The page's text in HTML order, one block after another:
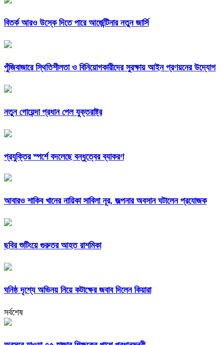
বিতর্ক আরও উস্কে দিতে পারে আর্জেন্টিনার নতুন জার্সি
পুঁজিবাজারে স্থিতিশীলতা ও বিনিয়োগকারীদের সুরক্ষায় আইন প্রণয়নের উদ্যোগ
নতুন গোয়েন্দা প্রধান পেল যুক্তরাষ্ট্র
প্রযুক্তির স্পর্শে বদলেছে বন্ধুত্বের ব্যাকরণ
আবারও শাকিব খানের নায়িকা সাবিলা নূর, জল্পনার অবসান ঘটালেন প্রযোজক
ছবির শুটিংয়ে গুরুতর আহত রাশমিকা
ঘনিষ্ঠ দৃশ্যে অভিনয় নিয়ে কটাক্ষের জবাব দিলেন কিয়ারা
সর্বশেষ